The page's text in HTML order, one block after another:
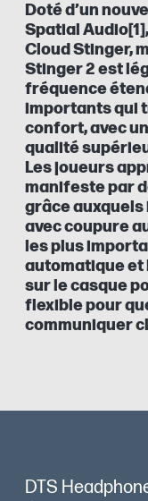
Doté d’un
Spatial
Cloud Stinger,
Stinger 2 est
fréquence
importants qui
confort, avec
qualité
Les joueurs
manifeste par
grâce
avec coupure
les plus
automatique et
sur le casque
flexible pour
communiquer
DTS